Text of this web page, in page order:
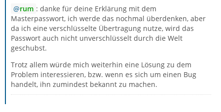
rum : danke für deine Erklärung mit dem
Masterpasswort, ich werde das nochmal überdenken, aber
da ich eine verschlüsselte Übertragung nutze, wird das
Passwort auch nicht unverschlüsselt durch die Welt
geschubst.
Trotz allem würde mich weiterhin eine Lösung zu dem
Problem interessieren, bzw. wenn es sich um einen Bug
handelt, ihn zumindest bekannt zu machen.